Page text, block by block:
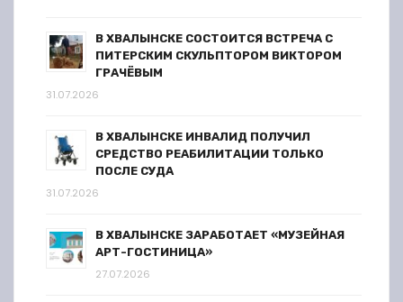
В ХВАЛЫНСКЕ СОСТОИТСЯ ВСТРЕЧА С
ПИТЕРСКИМ СКУЛЬПТОРОМ ВИКТОРОМ
ГРАЧЁВЫМ
31.07.2026
В ХВАЛЫНСКЕ ИНВАЛИД ПОЛУЧИЛ
СРЕДСТВО РЕАБИЛИТАЦИИ ТОЛЬКО
ПОСЛЕ СУДА
31.07.2026
В ХВАЛЫНСКЕ ЗАРАБОТАЕТ «МУЗЕЙНАЯ
АРТ-ГОСТИНИЦА»
27.07.2026